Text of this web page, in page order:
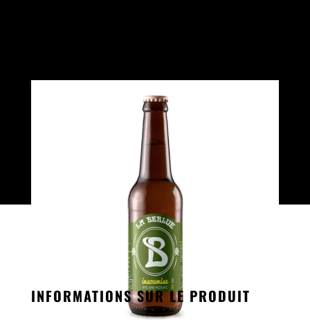
INFORMATIONS SUR LE PRODUIT